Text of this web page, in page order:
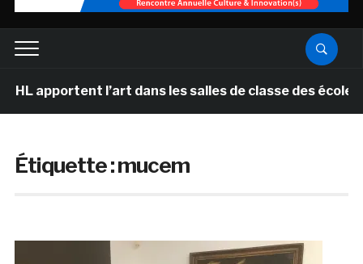
l’art dans les salles de classe des écoles
Étiquette :mucem